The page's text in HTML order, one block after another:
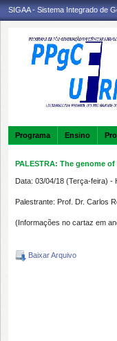
SIGAA - Sistema Integrado de
Programa Ensino
PALESTRA: The genome
Data: 03/04/18 (Terça-feira) -
Palestrante: Prof. Dr. Carlos
(Informações no cartaz em
Baixar Arquivo